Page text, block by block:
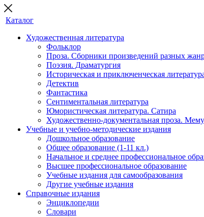
Каталог
Художественная литература
Фольклор
Проза. Сборники произведений разных
Поэзия. Драматургия
Историческая и приключенческая
Детектив
Фантастика
Сентиментальная литература
Юмористическая литература. Сатира
Художественно-документальная проза.
Учебные и учебно-методические издания
Дошкольное образование
Общее образование (1-11 кл.)
Начальное и среднее профессиональное
Высшее профессиональное образование
Учебные издания для самообразования
Другие учебные издания
Справочные издания
Энциклопедии
Словари